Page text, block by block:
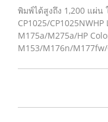
พิมพ์ได้สูงถึง 1,200 แผ่น
CP1025/
M175a/M275a/HP
M153/M176n/M177fw/